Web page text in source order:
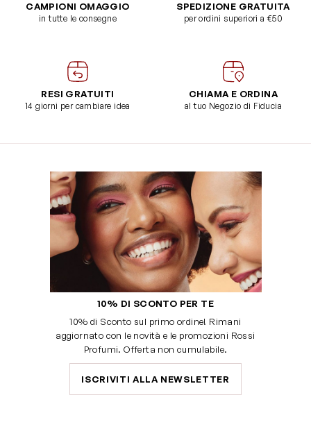
CAMPIONI OMAGGIO
in tutte le consegne
SPEDIZIONE GRATUITA
per ordini superiori a €50
RESI GRATUITI
14 giorni per cambiare idea
CHIAMA E ORDINA
al tuo Negozio di Fiducia
10% DI SCONTO PER TE
10% di Sconto sul primo ordine! Rimani
aggiornato con le novità e le promozioni Rossi
Profumi. Offerta non cumulabile.
ISCRIVITI ALLA NEWSLETTER